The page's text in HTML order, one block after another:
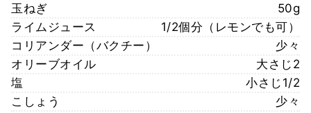
玉ねぎ
50g
ライムジュース
1/2個分（レモンでも可）
コリアンダー（バクチー）
少々
オリーブオイル
大さじ2
塩
小さじ1/2
こしょう
少々